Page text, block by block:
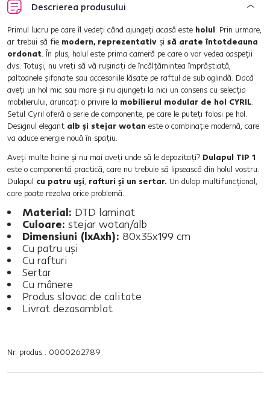
Descrierea produsului
Primul lucru pe care îl vedeţi când ajungeţi acasă este holul. Prin urmare,
ar trebui să fie modern, reprezentativ şi să arate întotdeauna
ordonat. În plus, holul este prima cameră pe care o vor vedea oaspeţii
dvs. Totuşi, nu vreţi să vă ruşinaţi de încălţămintea împrăştiată,
paltoanele şifonate sau accesoriile lăsate pe raftul de sub oglindă. Dacă
aveţi un hol mic sau mare şi nu ajungeţi la nici un consens cu selecţia
mobilierului, aruncaţi o privire la mobilierul modular de hol CYRIL.
Setul Cyril oferă o serie de componente, pe care le puteţi folosi pe hol.
Designul elegant alb şi stejar wotan este o combinaţie modernă, care
va aduce energie nouă în spaţiu.
Aveţi multe haine şi nu mai aveţi unde să le depozitaţi? Dulapul TIP 1
este o componentă practică, care nu trebuie să lipsească din holul vostru.
Dulapul cu patru uşi, rafturi şi un sertar. Un dulap multifuncţional,
care poate rezolva orice problemă.
Material: DTD laminat
Culoare: stejar wotan/alb
Dimensiuni (lxAxh): 80x35x199 cm
Cu patru uşi
Cu rafturi
Sertar
Cu mânere
Produs slovac de calitate
Livrat dezasamblat
Nr. produs : 0000262789